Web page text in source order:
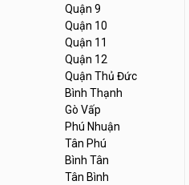
Quận 9
Quận 10
Quận 11
Quận 12
Quận Thủ Đức
Bình Thạnh
Gò Vấp
Phú Nhuận
Tân Phú
Bình Tân
Tân Bình